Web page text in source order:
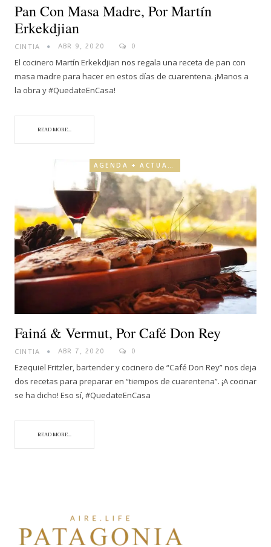
Pan Con Masa Madre, Por Martín
Erkekdjian
CINTIA ABR 9, 2020 0
El cocinero Martín Erkekdjian nos regala una receta de pan con
masa madre para hacer en estos días de cuarentena. ¡Manos a
la obra y #QuedateEnCasa!
READ MORE...
Fainá & Vermut, Por Café Don Rey
CINTIA ABR 7, 2020 0
Ezequiel Fritzler, bartender y cocinero de “Café Don Rey” nos deja
dos recetas para preparar en “tiempos de cuarentena”. ¡A cocinar
se ha dicho! Eso sí, #QuedateEnCasa
READ MORE...